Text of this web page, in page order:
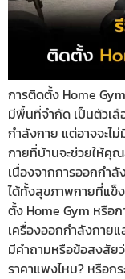
การติดตั้ง Home
มีพื้นที่จำกัด เป็นตัวเ
กำลังกาย แต่อาจจะไ
กายที่บ้านจะช่วยให้คุ
เนื่องจากการออกกำ
ได้ทั้งสุขภาพกายที่แข็
ตั้ง Home Gym หรือ
เครื่องออกกำลังกาย
มีคำถามหรือข้อสงสัย
ราคาแพงไหม? หรือก